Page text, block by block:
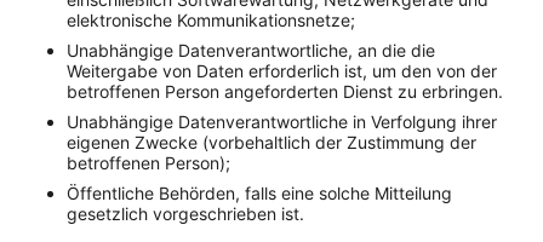
elektronische Kommunikationsnetze;
Unabhängige Datenverantwortliche, an die die
Weitergabe von Daten erforderlich ist, um den von der
betroffenen Person angeforderten Dienst zu erbringen.
Unabhängige Datenverantwortliche in Verfolgung ihrer
eigenen Zwecke (vorbehaltlich der Zustimmung der
betroffenen Person);
Öffentliche Behörden, falls eine solche Mitteilung
gesetzlich vorgeschrieben ist.